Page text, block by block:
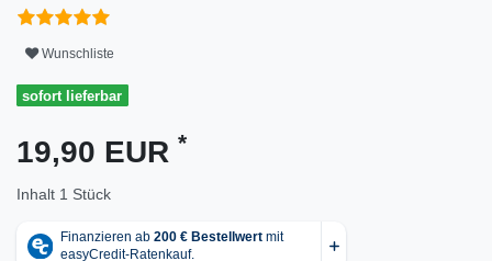
Wunschliste
sofort lieferbar
19,90 EUR *
Inhalt 1 Stück